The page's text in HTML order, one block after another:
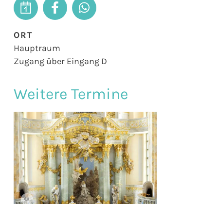
ORT
Hauptraum
Zugang über Eingang D
Weitere Termine
©